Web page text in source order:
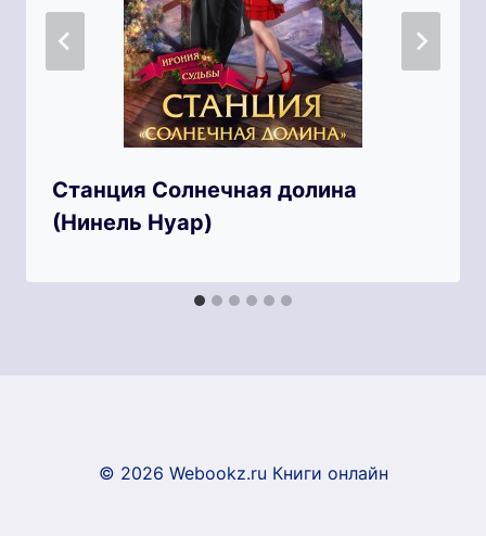
Станция Солнечная долина
(Нинель Нуар)
© 2026 Webookz.ru Книги онлайн